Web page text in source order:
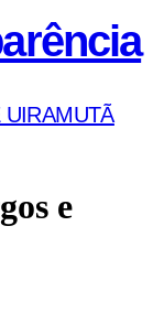
UIRAMUTÃ
e